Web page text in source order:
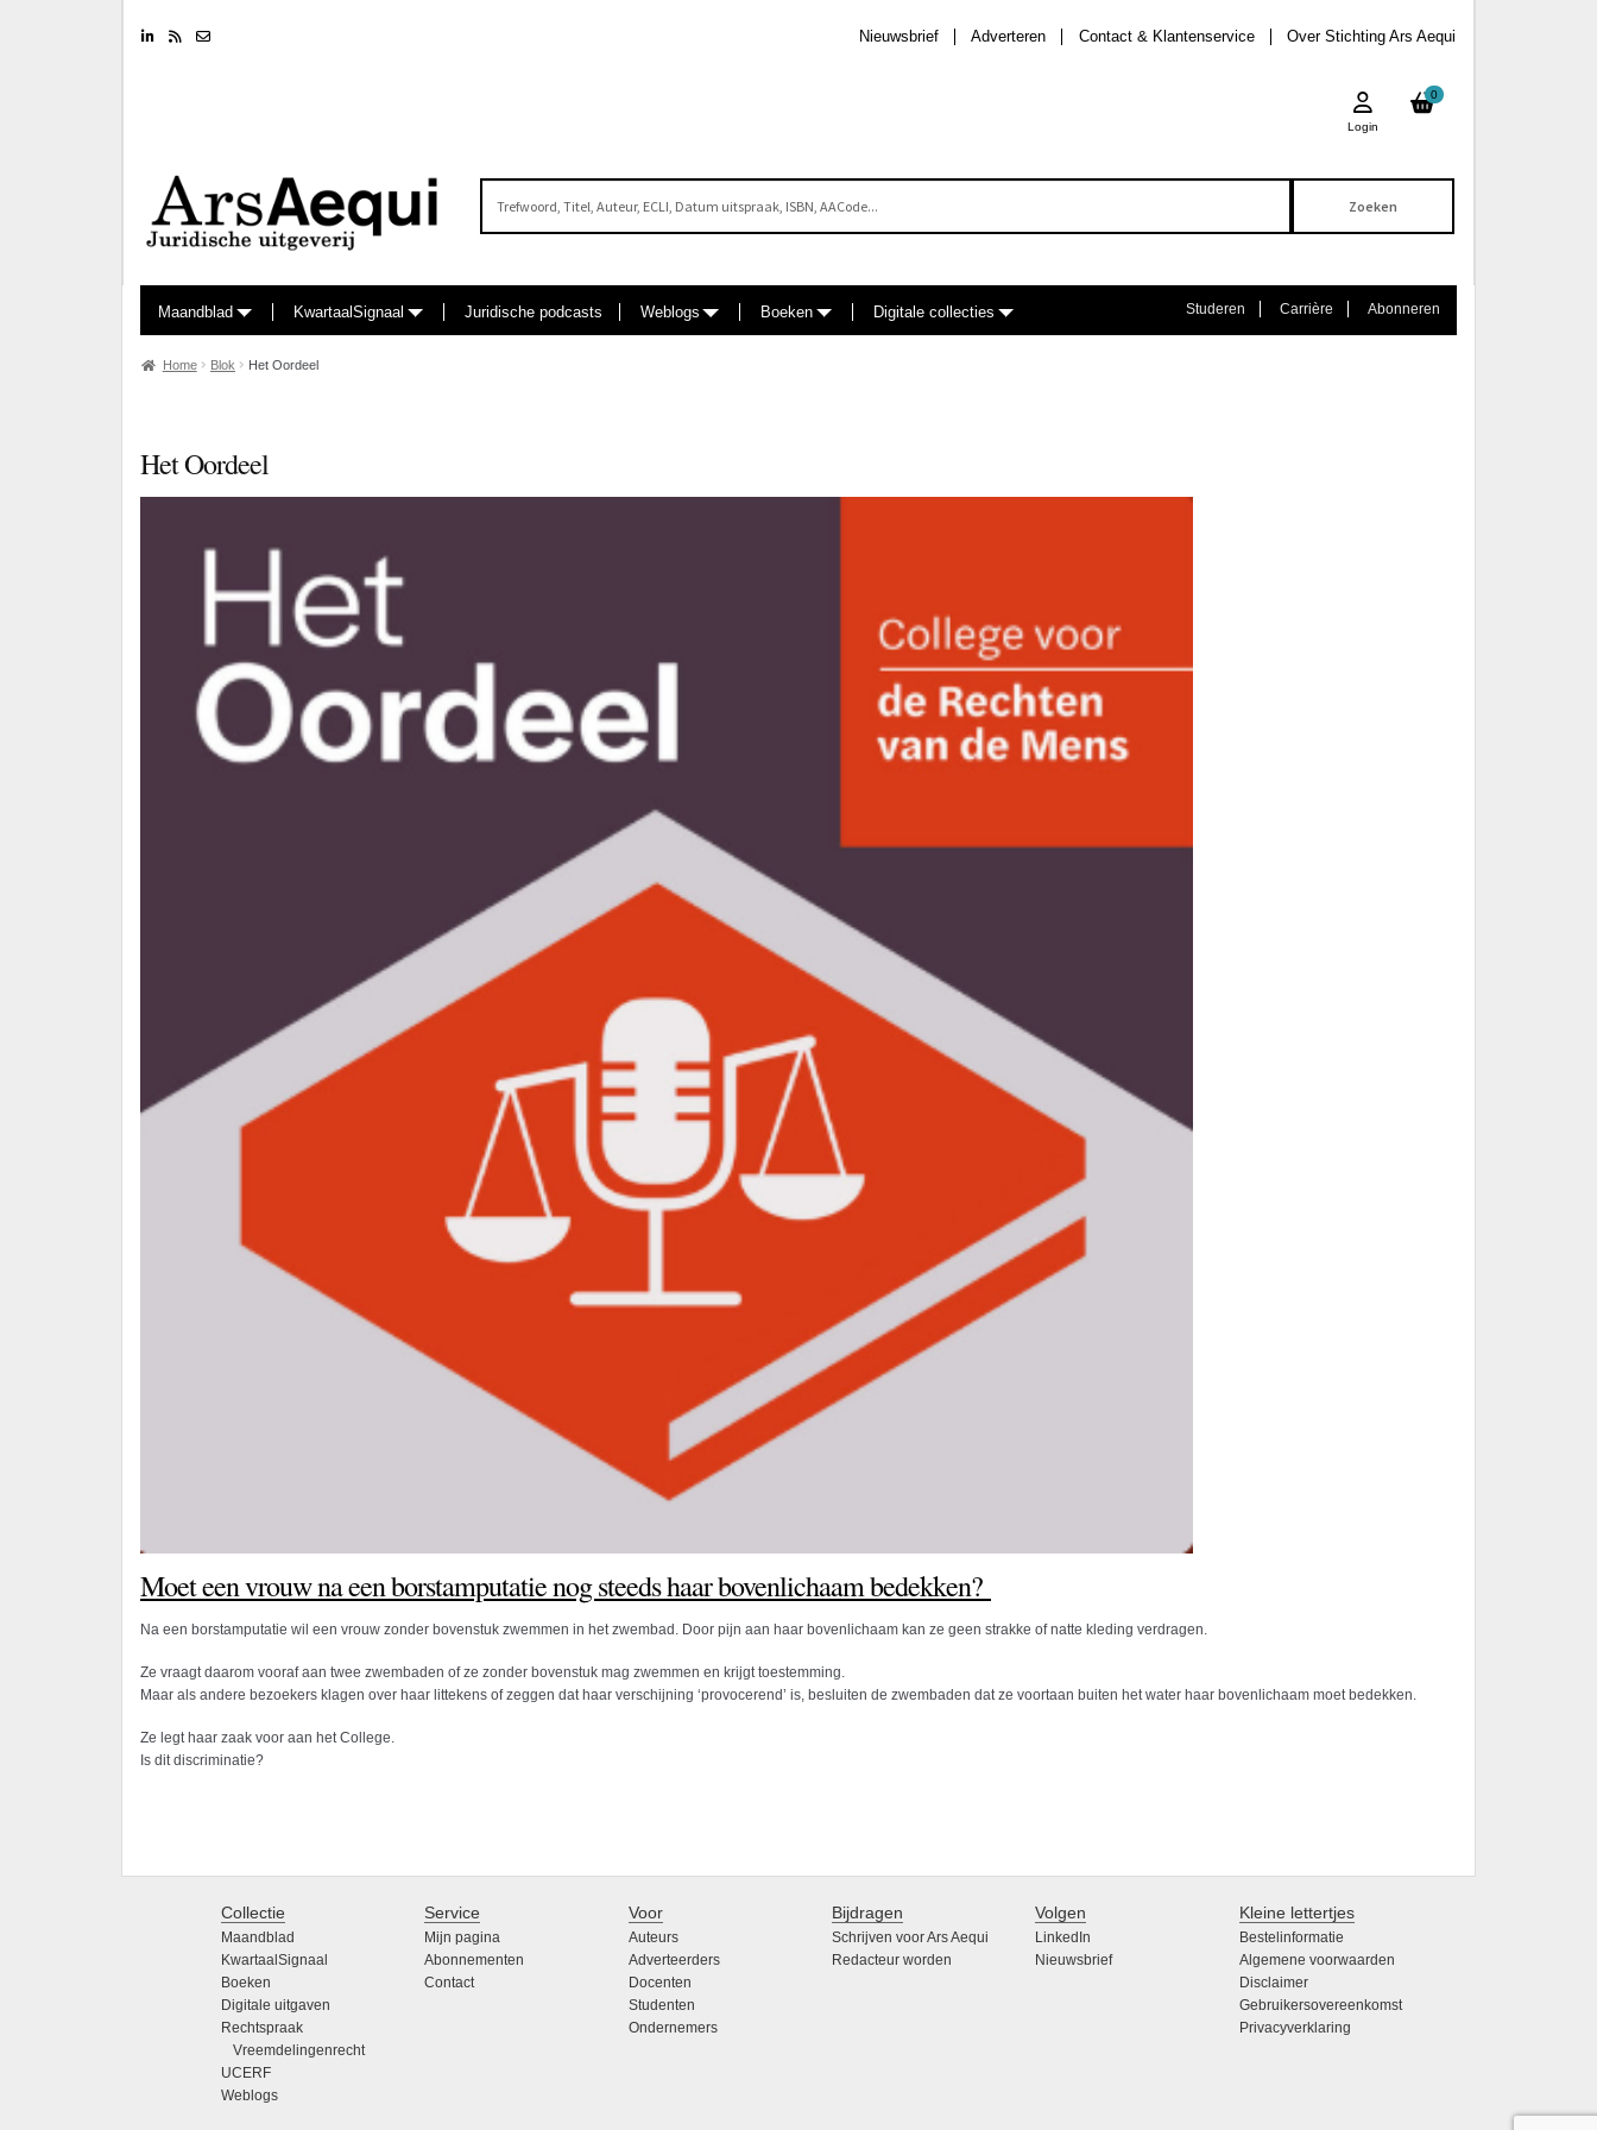
LinkedinRSS feed Over Stichting Ars Aequi
Contact & Klantenservice
Adverteren
Nieuwsbrief
0
Login
Maandblad KwartaalSignaal Juridische podcasts Weblogs Boeken Digitale collecties Studeren Carrière Abonneren
Home Blok Het Oordeel
Het Oordeel
Moet een vrouw na een borstamputatie nog steeds haar bovenlichaam bedekken?
Na een borstamputatie wil een vrouw zonder bovenstuk zwemmen in het zwembad. Door pijn aan haar bovenlichaam kan ze geen strakke of natte kleding verdragen.
Ze vraagt daarom vooraf aan twee zwembaden of ze zonder bovenstuk mag zwemmen en krijgt toestemming.
Maar als andere bezoekers klagen over haar littekens of zeggen dat haar verschijning ‘provocerend’ is, besluiten de zwembaden dat ze voortaan buiten het water haar bovenlichaam moet bedekken.
Ze legt haar zaak voor aan het College.
Is dit discriminatie?
Collectie
Maandblad
KwartaalSignaal
Boeken
Digitale uitgaven
Rechtspraak
Vreemdelingenrecht
UCERF
Weblogs
Service
Mijn pagina
Abonnementen
Contact
Voor
Auteurs
Adverteerders
Docenten
Studenten
Ondernemers
Bijdragen
Schrijven voor Ars Aequi
Redacteur worden
Volgen
LinkedIn
Nieuwsbrief
Kleine lettertjes
Bestelinformatie
Algemene voorwaarden
Disclaimer
Gebruikersovereenkomst
Privacyverklaring